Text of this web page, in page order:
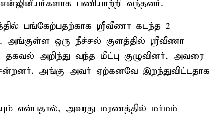
பணியாற்றி வந்தனர்.
பங்கேற்பதற்காக ஸ்ரீவீணா கடந்த 2
அங்குள்ள ஒரு நீச்சல் குளத்தில் ஸ்ரீவீணா
தகவல் அறிந்து வந்த மீட்பு குழுவினர், அவரை
அங்கு அவர் ஏற்கனவே இறந்துவிட்டதாக
என்பதால், அவரது மரணத்தில் மர்மம்